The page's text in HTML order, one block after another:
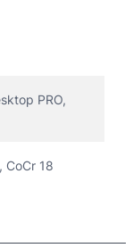
PRO,
CoCr 18